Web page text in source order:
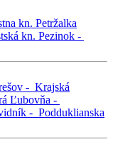
kn. Petržalka
kn. Pezinok -
- Krajská
Ľubovňa -
- Podduklianska